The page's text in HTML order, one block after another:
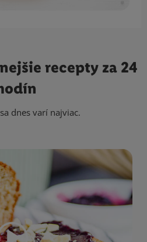
recepty za 24
dnes varí najviac.